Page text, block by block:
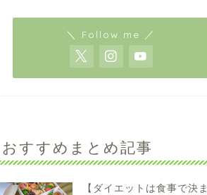
＼ Follow me ／
おすすめまとめ記事
【ダイエットは食事で決ま